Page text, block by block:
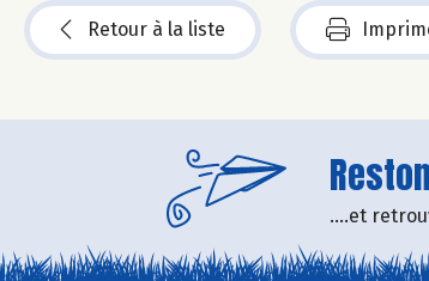
Retour à la liste
....et